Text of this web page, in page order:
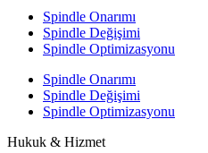
Spindle Onarımı
Spindle Değişimi
Spindle Optimizasyonu
Spindle Onarımı
Spindle Değişimi
Spindle Optimizasyonu
Hukuk & Hizmet